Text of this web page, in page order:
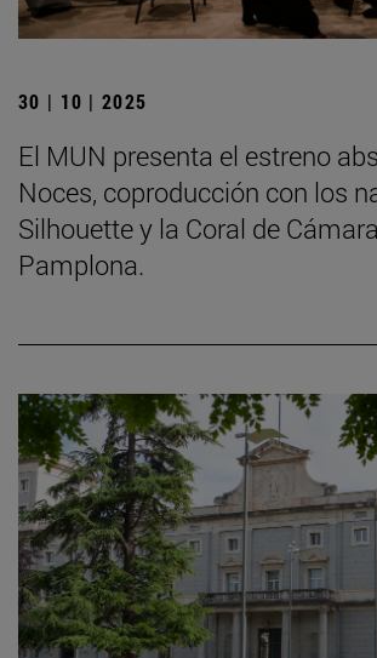
30 | 10 | 2025
El MUN presenta el estreno
Noces, coproducción con los
Silhouette y la Coral de
Pamplona.